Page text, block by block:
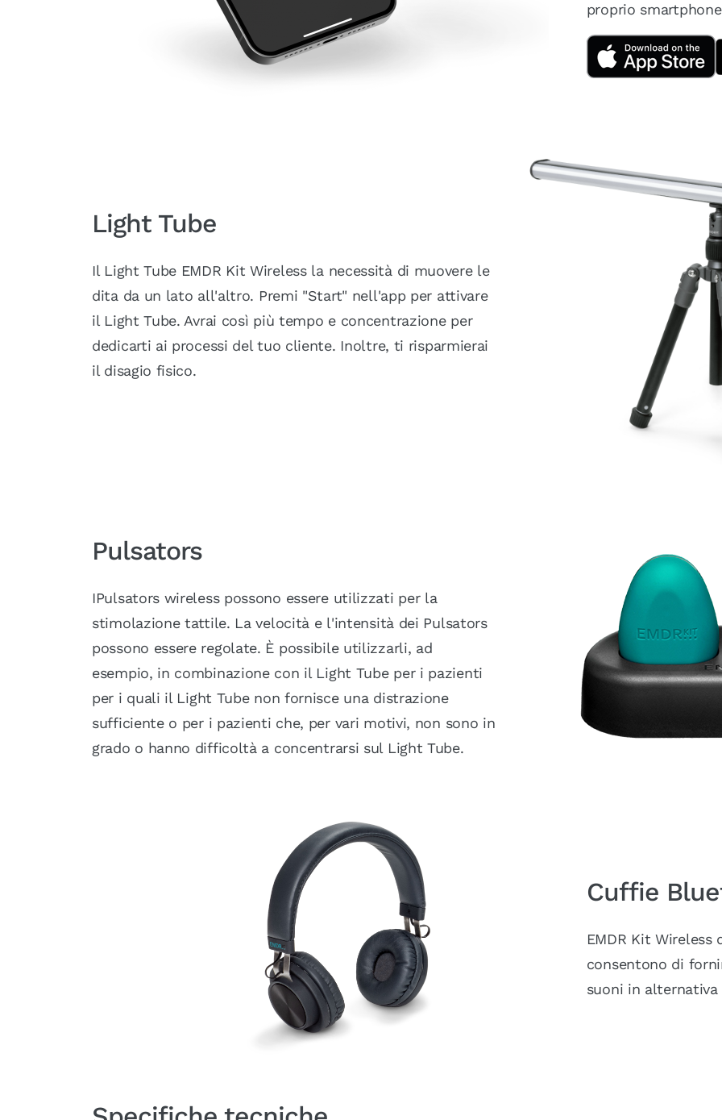
proprio
Light Tube
Il Light Tube EMDR Kit Wireless la necessità di muovere le
dita da un lato all'altro. Premi "Start" nell'app per attivare
il Light Tube. Avrai così più tempo e concentrazione per
dedicarti ai processi del tuo cliente. Inoltre, ti risparmierai
il disagio fisico.
Pulsators
IPulsators wireless possono essere utilizzati per la
stimolazione tattile. La velocità e l'intensità dei Pulsators
possono essere regolate. È possibile utilizzarli, ad
esempio, in combinazione con il Light Tube per i pazienti
per i quali il Light Tube non fornisce una distrazione
sufficiente o per i pazienti che, per vari motivi, non sono in
grado o hanno difficoltà a concentrarsi sul Light Tube.
Cuffie
EMDR Kit
consentono di
suoni in